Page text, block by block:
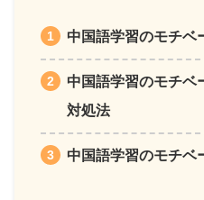
中国語学習のモチベ
中国語学習のモチベ
対処法
中国語学習のモチベ